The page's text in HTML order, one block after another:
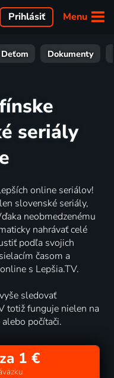
Menu
Prihlásiť
Deťom Dokumenty
seriály
online seriálov!
slovenské seriály,
neobmedzenému
nahrávať celé
podľa svojich
časom a
s Lepšia.TV.
sledovať
totiž funguje nielen na
počítači.
1 €